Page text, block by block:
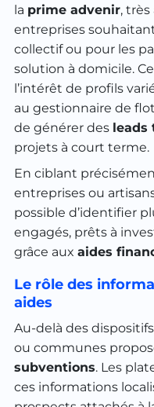
la prime advenir,
entreprises
collectif ou pour les
solution à domicile.
l’intérêt de profils
au gestionnaire de
de générer des leads
projets à court terme.
En ciblant
entreprises ou
possible d’identifier
engagés, prêts à
grâce aux aides
Le rôle des
aides
Au-delà des
ou communes
subventions. Les
ces informations